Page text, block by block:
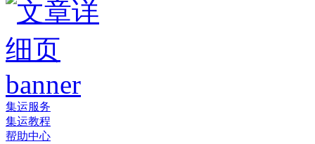
集运服务
集运教程
帮助中心